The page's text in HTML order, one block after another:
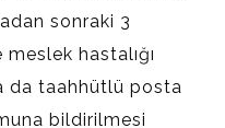
sonraki 3
hastalığı
da taahhütlü posta
bildirilmesi